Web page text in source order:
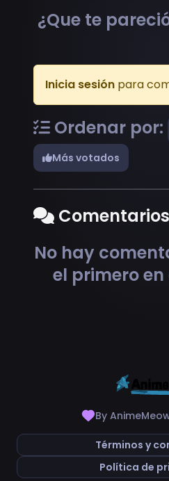
¿Que te
Inicia sesión para
Ordenar por:
Más votados
No hay
el primero
By
Términos y
Política de